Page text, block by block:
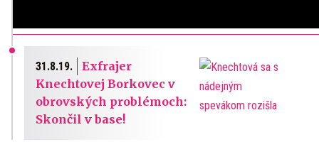
31.8.19.
Exfrajer
Knechtovej Borkovec v
obrovských problémoch:
Skončil v base!